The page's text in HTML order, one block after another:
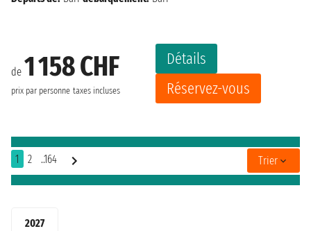
2027
de 1 158 CHF
prix par personne taxes incluses
Détails
Réservez-vous
1 2 ..164 Trier